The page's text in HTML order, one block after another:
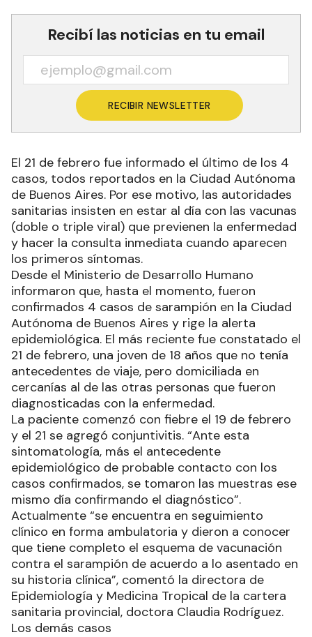
Recibí las noticias en tu email
RECIBIR NEWSLETTER
El 21 de febrero fue informado el último de los 4
casos, todos reportados en la Ciudad Autónoma
de Buenos Aires. Por ese motivo, las autoridades
sanitarias insisten en estar al día con las vacunas
(doble o triple viral) que previenen la enfermedad
y hacer la consulta inmediata cuando aparecen
los primeros síntomas.
Desde el Ministerio de Desarrollo Humano
informaron que, hasta el momento, fueron
confirmados 4 casos de sarampión en la Ciudad
Autónoma de Buenos Aires y rige la alerta
epidemiológica. El más reciente fue constatado el
21 de febrero, una joven de 18 años que no tenía
antecedentes de viaje, pero domiciliada en
cercanías al de las otras personas que fueron
diagnosticadas con la enfermedad.
La paciente comenzó con fiebre el 19 de febrero
y el 21 se agregó conjuntivitis. “Ante esta
sintomatología, más el antecedente
epidemiológico de probable contacto con los
casos confirmados, se tomaron las muestras ese
mismo día confirmando el diagnóstico”.
Actualmente “se encuentra en seguimiento
clínico en forma ambulatoria y dieron a conocer
que tiene completo el esquema de vacunación
contra el sarampión de acuerdo a lo asentado en
su historia clínica”, comentó la directora de
Epidemiología y Medicina Tropical de la cartera
sanitaria provincial, doctora Claudia Rodríguez.
Los demás casos